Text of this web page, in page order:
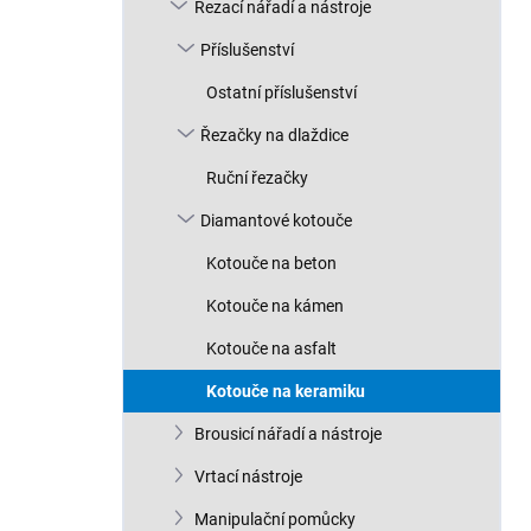
Řezací nářadí a nástroje
Příslušenství
Ostatní příslušenství
Řezačky na dlaždice
Ruční řezačky
Diamantové kotouče
Kotouče na beton
Kotouče na kámen
Kotouče na asfalt
Kotouče na keramiku
Brousicí nářadí a nástroje
Vrtací nástroje
Manipulační pomůcky